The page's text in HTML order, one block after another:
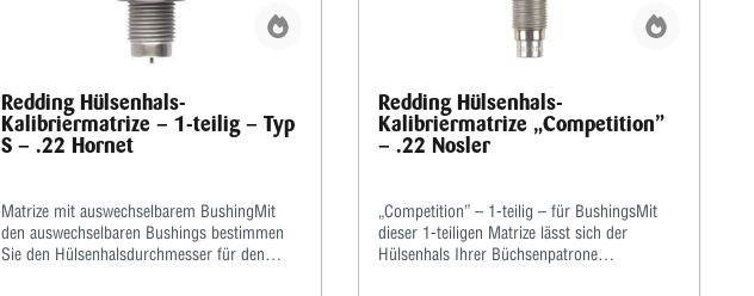
Redding Hülsenhals-
Kalibriermatrize – 1-teilig – Typ
S – .22 Hornet
Matrize mit auswechselbarem BushingMit
den auswechselbaren Bushings bestimmen
Sie den Hülsenhalsdurchmesser für den
Redding Hülsenhals-
Kalibriermatrize „Competition”
– .22 Nosler
„Competition” – 1-teilig – für BushingsMit
dieser 1-teiligen Matrize lässt sich der
Hülsenhals Ihrer Büchsenpatrone